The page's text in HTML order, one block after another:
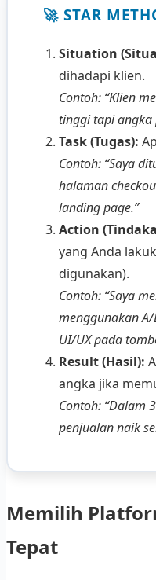
🚀 STAR
Situation
dihadapi klien.
Contoh: “Klien
tinggi tapi angka
Task (Tugas):
Contoh: “Saya
halaman
landing page.”
Action
yang Anda
digunakan).
Contoh: “Saya
menggunakan
UI/UX pada
Result (Hasil):
angka jika
Contoh: “Dalam
penjualan naik
Memilih
Tepat